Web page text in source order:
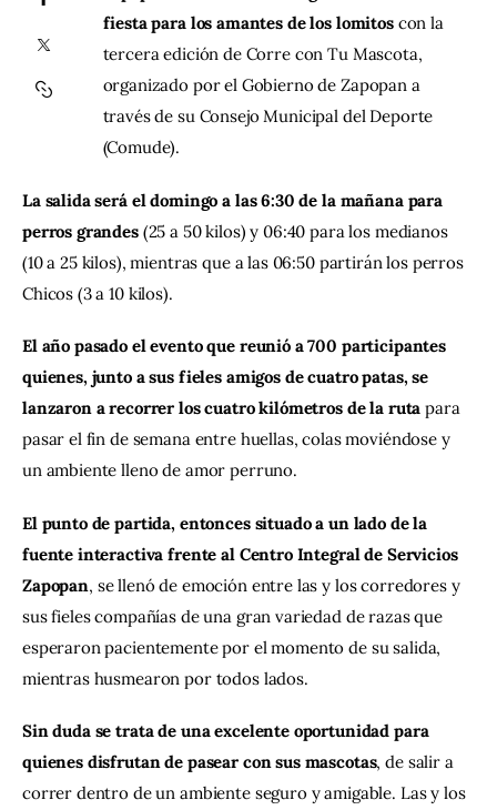
Contacto
fiesta para los amantes de los lomitos con la
tercera edición de Corre con Tu Mascota,
organizado por el Gobierno de Zapopan a
través de su Consejo Municipal del Deporte
(Comude).
La salida será el domingo a las 6:30 de la mañana para
perros grandes (25 a 50 kilos) y 06:40 para los medianos
(10 a 25 kilos), mientras que a las 06:50 partirán los perros
Chicos (3 a 10 kilos).
El año pasado el evento que reunió a 700 participantes
quienes, junto a sus fieles amigos de cuatro patas, se
lanzaron a recorrer los cuatro kilómetros de la ruta para
pasar el fin de semana entre huellas, colas moviéndose y
un ambiente lleno de amor perruno.
El punto de partida, entonces situado a un lado de la
fuente interactiva frente al Centro Integral de Servicios
Zapopan, se llenó de emoción entre las y los corredores y
sus fieles compañías de una gran variedad de razas que
esperaron pacientemente por el momento de su salida,
mientras husmearon por todos lados.
Sin duda se trata de una excelente oportunidad para
quienes disfrutan de pasear con sus mascotas, de salir a
correr dentro de un ambiente seguro y amigable. Las y los